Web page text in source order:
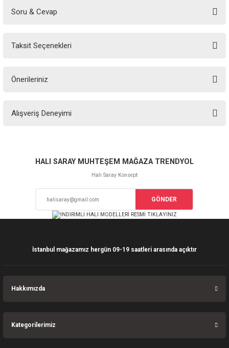
Soru & Cevap
Taksit Seçenekleri
Önerileriniz
yetersiz gördüğünüz noktaları öneri formunu kullanarak tarafımıza
Ürün resmi kalitesiz, bozuk veya görüntülenemiyor.
Ürün açıklamasında eksik bilgiler bulunuyor.
Bu ürüne benzer farklı alternatifler olmalı.
Alışveriş Deneyimi
Sitemize ilk yorumu siz yapın!
HALI SARAY MUHTEŞEM MAĞAZA TRENDYOL
Halı Saray Konsept
GÖNDER
İstanbul mağazamız hergün 09-19 saatleri arasında açıktır
Hakkımızda
Kategorilerimiz